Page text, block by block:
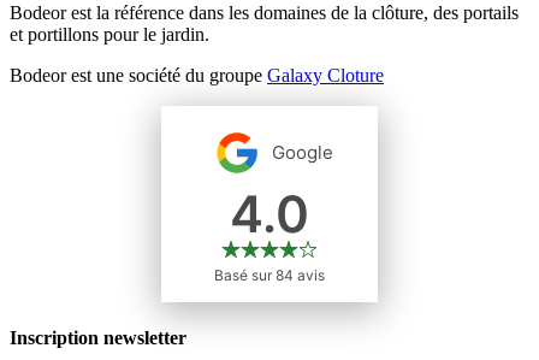
Bodeor est la référence dans les domaines de la clôture, des portails
et portillons pour le jardin.
Bodeor est une société du groupe Galaxy Cloture
Inscription newsletter